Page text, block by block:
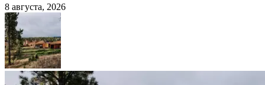
8 августа, 2026